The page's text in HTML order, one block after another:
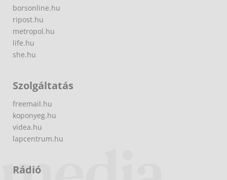
borsonline.hu
ripost.hu
metropol.hu
life.hu
she.hu
Szolgáltatás
freemail.hu
koponyeg.hu
videa.hu
lapcentrum.hu
Rádió